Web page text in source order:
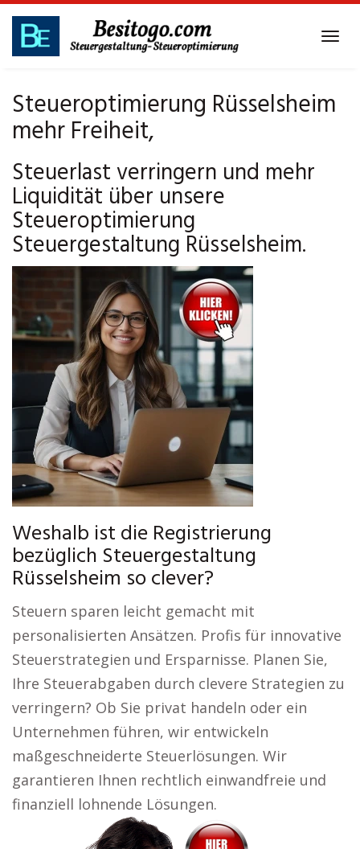
Skip
main
Steueroptimierung Rüsselsheim
mehr Freiheit,
Steuerlast verringern und mehr
Liquidität über unsere
Steueroptimierung
Steuergestaltung Rüsselsheim.
Weshalb ist die Registrierung
bezüglich Steuergestaltung
Rüsselsheim so clever?
Steuern sparen leicht gemacht mit
personalisierten Ansätzen. Profis für innovative
Steuerstrategien und Ersparnisse. Planen Sie,
Ihre Steuerabgaben durch clevere Strategien zu
verringern? Ob Sie privat handeln oder ein
Unternehmen führen, wir entwickeln
maßgeschneiderte Steuerlösungen. Wir
garantieren Ihnen rechtlich einwandfreie und
finanziell lohnende Lösungen.